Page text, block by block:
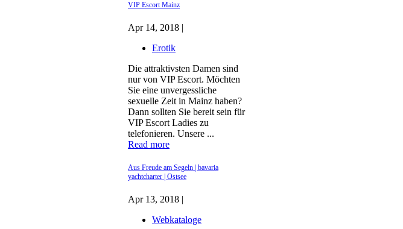
VIP Escort Mainz
Apr 14, 2018 |
Erotik
Die attraktivsten Damen sind
nur von VIP Escort. Möchten
Sie eine unvergessliche
sexuelle Zeit in Mainz haben?
Dann sollten Sie bereit sein für
VIP Escort Ladies zu
telefonieren. Unsere ...
Read more
Aus Freude am Segeln | bavaria
yachtcharter | Ostsee
Apr 13, 2018 |
Webkataloge